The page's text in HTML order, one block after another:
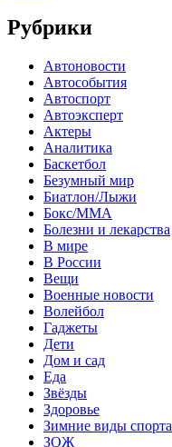
Рубрики
Автоновости
Автособытия
Автоспорт
Автоэксперт
Актеры
Аналитика
Баскетбол
Безумный мир
Биатлон/Лыжи
Бокс/MMA
Болезни и лекарства
В мире
В России
Вещи
Военные новости
Волейбол
Гаджеты
Дети
Дом и сад
Еда
Звёзды
Здоровье
Зимние виды спорта
ЗОЖ